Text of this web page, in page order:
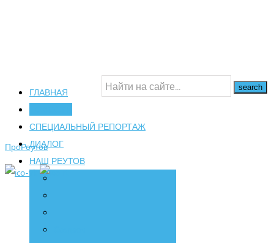
16+
ПроРеутов
ГЛАВНАЯ
СПЕЦИАЛЬНЫЙ РЕПОРТАЖ
ДИАЛОГ
НАШ РЕУТОВ